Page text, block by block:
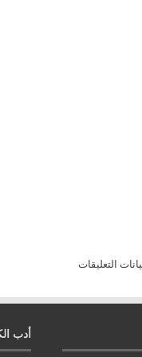
التعليقات
أدب